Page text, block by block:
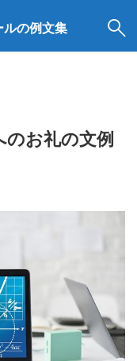
ルの例文集
のお礼の文例